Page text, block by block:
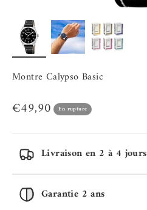
Montre Calypso Basic
Prix de vente
€49,90 En rupture
Livraison en 2 à 4 jours
Garantie 2 ans